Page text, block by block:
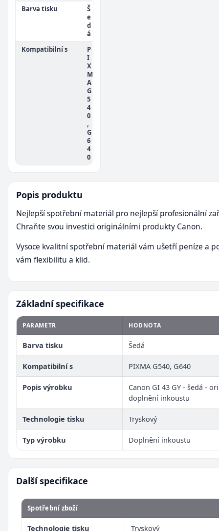
Barva tisku
Š
e
d
á
Kompatibilní s
P
I
X
M
A
G
5
4
0
,
G
6
4
0
Popis produktu
Nejlepší spotřební materiál pro nejlepší profesionální
Chraňte svou investici originálními produkty Canon.
Vysoce kvalitní spotřební materiál vám ušetří peníze a
vám flexibilitu a klid.
Základní specifikace
PARAMETR HODNOTA
Barva tisku Šedá
Kompatibilní s PIXMA G540, G640
Popis výrobku
Canon GI 43 GY - šedá -
doplnění inkoustu
Technologie tisku Tryskový
Typ výrobku Doplnění inkoustu
Další specifikace
Spotřební zboží
Technologie tisku Tryskový